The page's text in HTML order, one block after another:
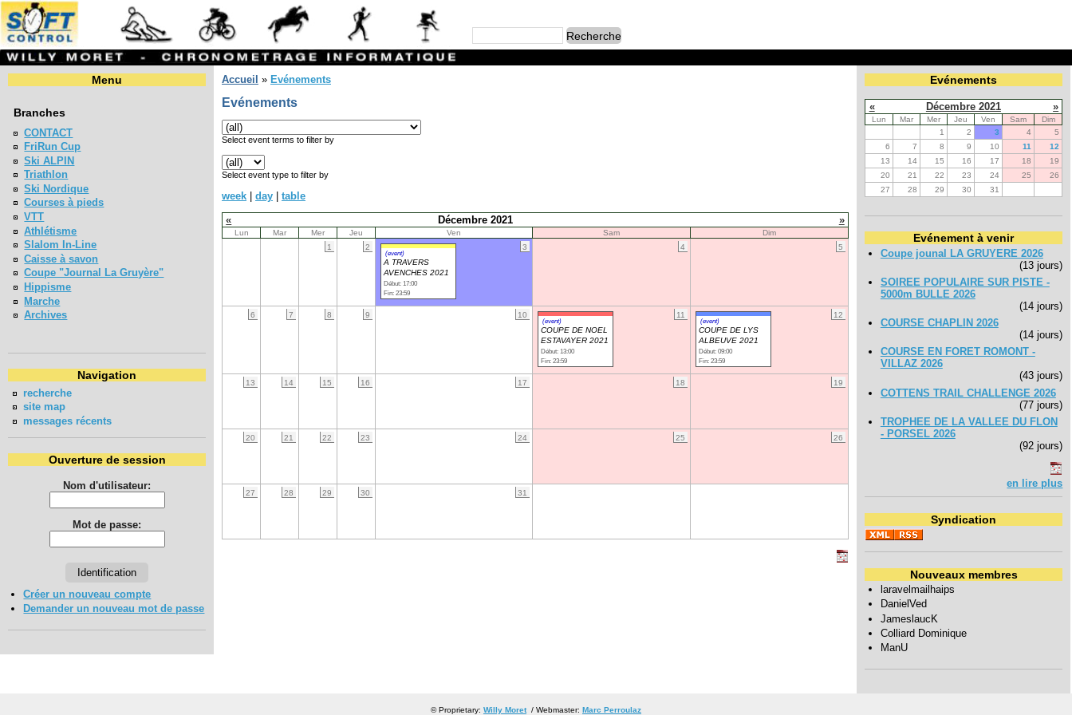
Menu
Branches
CONTACT
FriRun Cup
Ski ALPIN
Triathlon
Ski Nordique
Courses à pieds
VTT
Athlétisme
Slalom In-Line
Caisse à savon
Coupe "Journal La Gruyère"
Hippisme
Marche
Archives
Navigation
recherche
site map
messages récents
Ouverture de session
Nom d'utilisateur:
Mot de passe:
Créer un nouveau compte
Demander un nouveau mot de passe
Accueil » Evénements
Evénements
Select event terms to filter by
Select event type to filter by
week day
table
«
Décembre 2021 »
Lun Mar Mer Jeu Ven Sam
Dim
1
2 3
(event)
A TRAVERS
AVENCHES 2021
Début: 17:00
Fin: 23:59
4 5
6 7 8 9 10 11
(event)
COUPE DE NOEL
ESTAVAYER 2021
Début: 13:00
Fin: 23:59
12
(event)
COUPE DE LYS
ALBEUVE 2021
Début: 09:00
Fin: 23:59
13 14 15 16 17 18 19
20 21 22 23 24 25 26
27 28 29 30 31
Evénements
« Décembre 2021 »
Lun Mar Mer Jeu Ven Sam
Dim
1
2 3 4
5
6
7 8 9 10 11
12
13
14 15 16 17 18
19
20
21 22 23 24 25
26
27
28 29 30 31
Evénement à venir
Coupe jounal LA GRUYERE 2026
(13 jours)
SOIREE POPULAIRE SUR PISTE -
5000m BULLE 2026
(14 jours)
COURSE CHAPLIN 2026
(14 jours)
COURSE EN FORET ROMONT -
VILLAZ 2026
(43 jours)
COTTENS TRAIL CHALLENGE 2026
(77 jours)
TROPHEE DE LA VALLEE DU FLON
- PORSEL 2026
(92 jours)
en lire plus
Syndication
Nouveaux membres
laravelmailhaips
DanielVed
JameslaucK
Colliard Dominique
ManU
© Proprietary: Willy Moret/ Webmaster: Marc Perroulaz